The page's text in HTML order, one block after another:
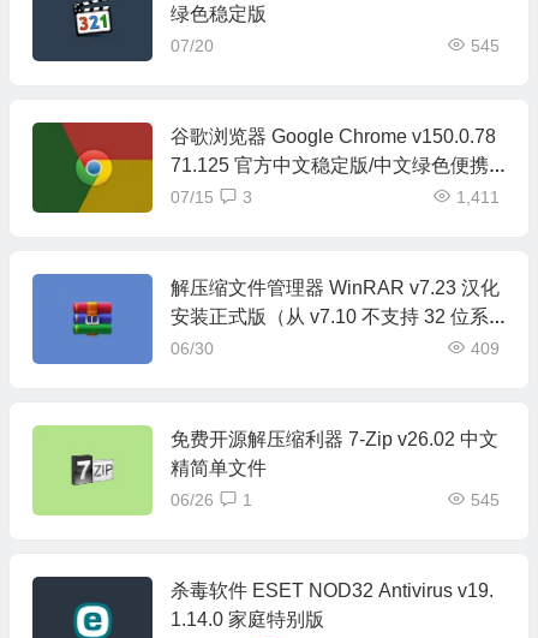
绿色稳定版
07/20 545
谷歌浏览器 Google Chrome v150.0.78
71.125 官方中文稳定版/中文绿色便携
稳定共存版
07/15 1,411
3
解压缩文件管理器 WinRAR v7.23 汉化
安装正式版（从 v7.10 不支持 32 位系
统）
06/30 409
免费开源解压缩利器 7-Zip v26.02 中文
精简单文件
06/26 545
1
杀毒软件 ESET NOD32 Antivirus v19.
1.14.0 家庭特别版